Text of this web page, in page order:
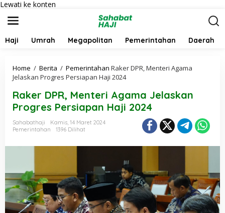
Lewati ke konten
Haji Umrah Megapolitan Pemerintahan Daerah
Home / Berita / Pemerintahan Raker DPR, Menteri Agama
Jelaskan Progres Persiapan Haji 2024
Raker DPR, Menteri Agama Jelaskan
Progres Persiapan Haji 2024
Sahabathaji
Kamis, 14 Maret 2024
Pemerintahan
1396 Dilihat